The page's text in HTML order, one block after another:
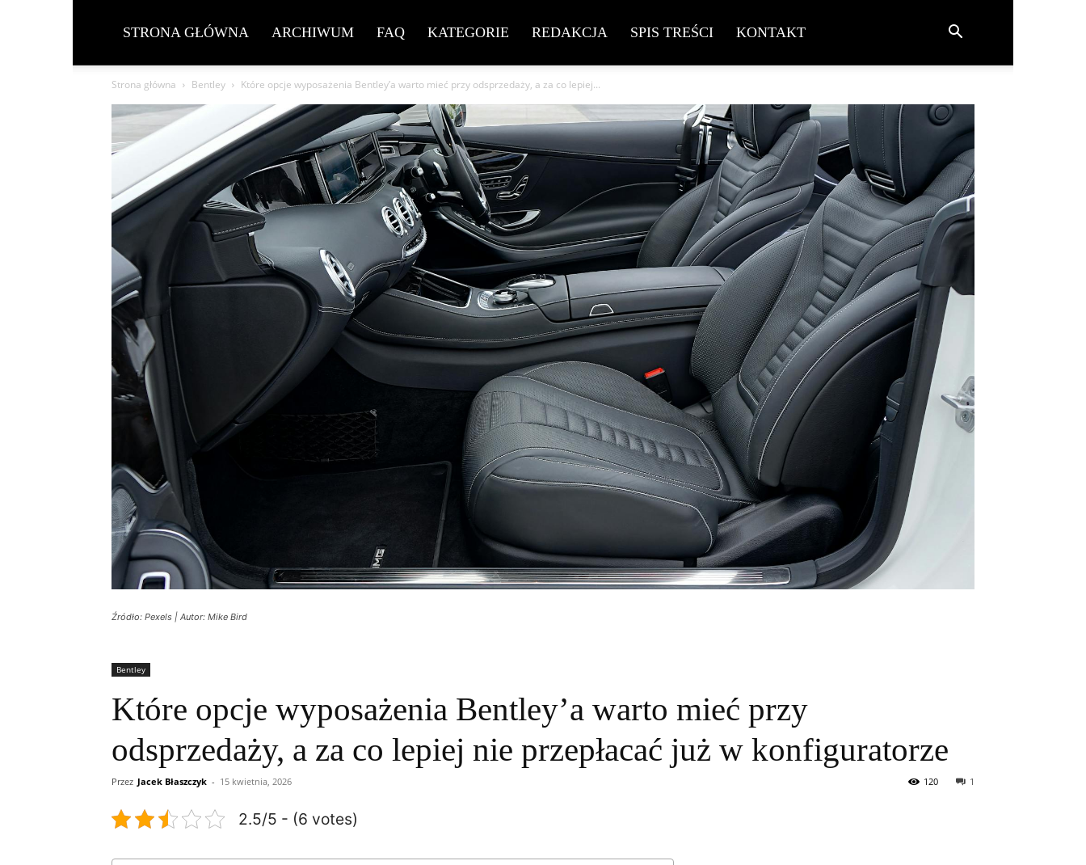
STRONA GŁÓWNA ARCHIWUM FAQ KATEGORIE REDAKCJA SPIS TREŚCI KONTAKT
Strona główna Bentley Które opcje wyposażenia Bentley’a warto mieć przy odsprzedaży, a za co lepiej...
Źródło: Pexels | Autor: Mike Bird
Bentley
Które opcje wyposażenia Bentley’a warto mieć przy
odsprzedaży, a za co lepiej nie przepłacać już w konfiguratorze
Przez Jacek Błaszczyk - 15 kwietnia, 2026 1
120
2.5/5 - (6 votes)